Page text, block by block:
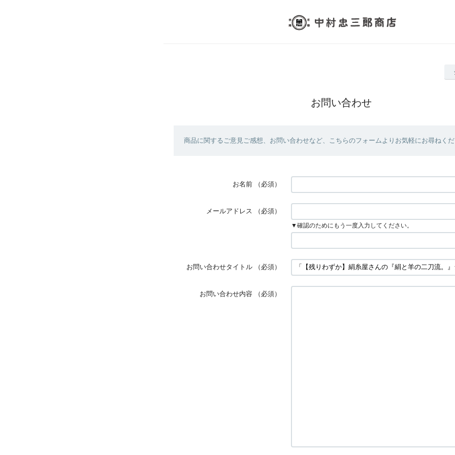
お問い合わせ
商品に関するご意見ご感想、お問い合わせなど、こちらのフォームよりお気軽にお尋ねくだ
お名前 （必須）
メールアドレス （必須）
▼確認のためにもう一度入力してください。
お問い合わせタイトル （必須）
お問い合わせ内容 （必須）